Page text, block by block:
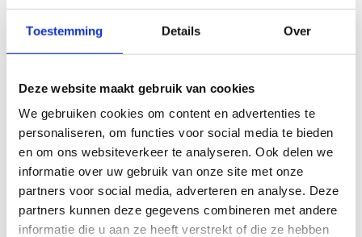
Toestemming Details Over
Deze website maakt gebruik van cookies
We gebruiken cookies om content en advertenties te
personaliseren, om functies voor social media te bieden
en om ons websiteverkeer te analyseren. Ook delen we
informatie over uw gebruik van onze site met onze
partners voor social media, adverteren en analyse. Deze
partners kunnen deze gegevens combineren met andere
informatie die u aan ze heeft verstrekt of die ze hebben
hetRoutemeldpunt.
Heb je een vraag, contacteer ons via
ALGEMENE BEOORDELING *
goed
FYSIEKE INSPANNING